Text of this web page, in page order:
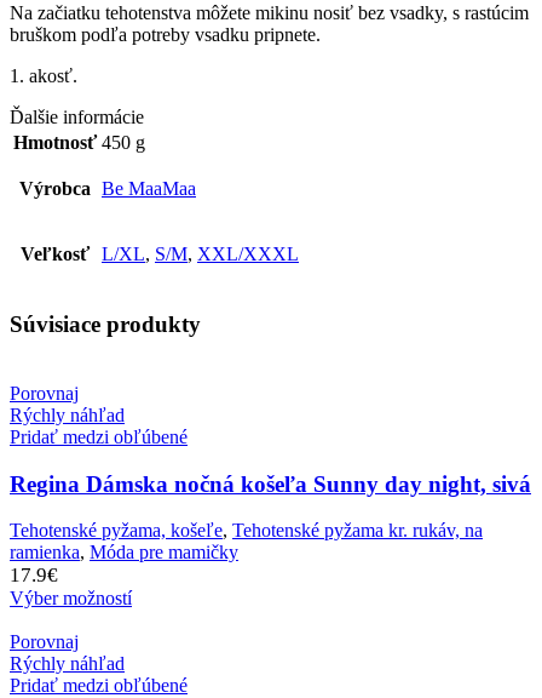
Na začiatku tehotenstva môžete mikinu nosiť bez vsadky, s rastúcim
bruškom podľa potreby vsadku pripnete.
1. akosť.
Ďalšie informácie
Hmotnosť 450 g
Výrobca Be MaaMaa
Veľkosť L/XL, S/M, XXL/XXXL
Súvisiace produkty
Porovnaj
Rýchly náhľad
Pridať medzi obľúbené
Regina Dámska nočná košeľa Sunny day night, sivá
Tehotenské pyžama, košeľe, Tehotenské pyžama kr. rukáv, na
ramienka, Móda pre mamičky
17.9€
Výber možností
Porovnaj
Rýchly náhľad
Pridať medzi obľúbené